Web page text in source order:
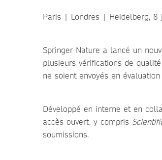
Paris | Londres | Heidelberg, 8
Springer Nature a lancé un
plusieurs vérifications de
ne soient envoyés en
Développé en interne et en
accès ouvert, y compris
soumissions.